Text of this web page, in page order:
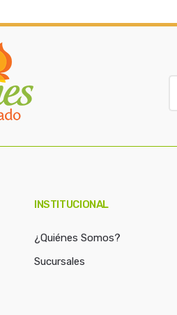
a
INSTITUCIONAL
¿Quiénes Somos?
Sucursales